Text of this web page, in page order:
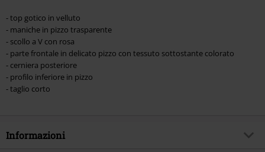
- top gotico in velluto
- maniche in pizzo trasparente
- scollo a V con rosa
- parte frontale in delicato pizzo con tessuto sottostante colorato
- cerniera posteriore
- profilo inferiore in pizzo
- taglio corto
Informazioni